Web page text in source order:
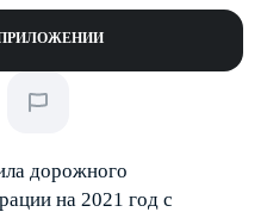
дорожного
на 2021 год с